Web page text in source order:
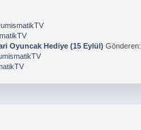
Oyuncak Hediye (15 Eylül) Gönderen: